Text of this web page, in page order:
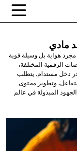
مادي
هواية بل وسيلة قوية
الرقمية المختلفة،
دخل مستدام. يتطلب
وتطوير محتوى
المبذولة في عالم